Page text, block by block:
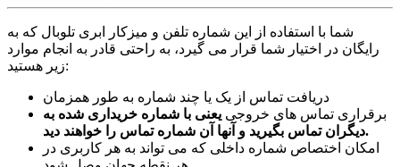
شما با استفاده از این شماره تلفن و میزکار ابری تلوبال که به
رایگان در اختیار شما قرار می گیرد، به راحتی قادر به انجام موارد
زیر هستید:
دریافت تماس از یک یا چند شماره به طور همزمان
برقراری تماس های خروجی یعنی با شماره خریداری شده به
دیگران تماس بگیرید و آنها آن شماره تماس را خواهند دید.
امکان اختصاص شماره داخلی که می تواند به هر کاربری در